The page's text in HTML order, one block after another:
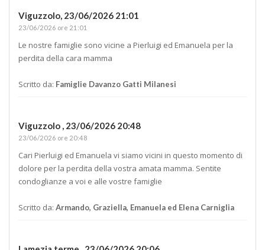
Viguzzolo, 23/06/2026 21:01
23/06/2026 ore 21:01
Le nostre famiglie sono vicine a Pierluigi ed Emanuela per la
perdita della cara mamma
Scritto da: Famiglie Davanzo Gatti Milanesi
Viguzzolo , 23/06/2026 20:48
23/06/2026 ore 20:48
Cari Pierluigi ed Emanuela vi siamo vicini in questo momento di
dolore per la perdita della vostra amata mamma. Sentite
condoglianze a voi e alle vostre famiglie
Scritto da: Armando, Graziella, Emanuela ed Elena Carniglia